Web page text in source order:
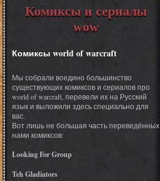
Комиксы и сериалы
wow
Комиксы world of warcraft
Мы собрали воедино большинство
существующих комиксов и сериалов про
world of warcraft, перевели их на Русский
язык и выложили здесь специально для
вас.
Вот лишь не большая часть переведённых
нами комиксов:
Looking For Group
Teh Gladiators